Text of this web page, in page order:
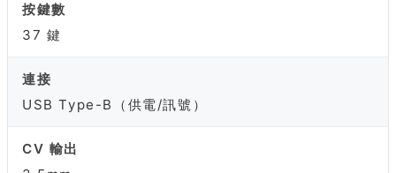
按鍵數
37 鍵
連接
USB Type-B（供電/訊號）
CV 輸出